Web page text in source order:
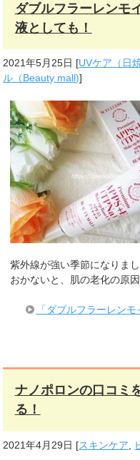
ダブルフラーレンモ
液としても！
2021年5月25日 [UVケア（日
ル（Beauty mall)]
紫外線が強い季節になりま
おかないと、肌の老化の原
「ダブルフラーレン
ナノポロンの口コミ
る！
2021年4月29日 [スキンケア